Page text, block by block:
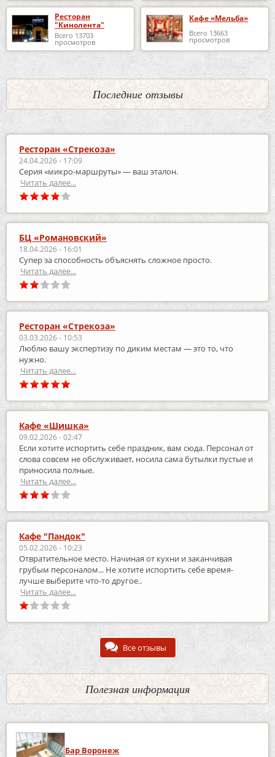
Ресторан
"Кинолента"
Всего 13703
просмотров
Кафе «Мельба»
Всего 13663
просмотров
Последние отзывы
Ресторан «Стрекоза»
24.04.2026 - 17:09
Серия «микро‑маршруты» — ваш эталон.
Читать далее...
БЦ «Романовский»
18.04.2026 - 16:01
Супер за способность объяснять сложное просто.
Читать далее...
Ресторан «Стрекоза»
03.03.2026 - 10:53
Люблю вашу экспертизу по диким местам — это то, что
нужно.
Читать далее...
Кафе «Шишка»
09.02.2026 - 02:47
Если хотите испортить себе праздник, вам сюда. Персонал от
слова совсем не обслуживает, носила сама бутылки пустые и
приносила полные.
Читать далее...
Кафе "Пандок"
05.02.2026 - 10:23
Отвратительное место. Начиная от кухни и заканчивая
грубым персоналом... Не хотите испортить себе время-
лучше выберите что-то другое..
Читать далее...
Все отзывы
Полезная информация
Бар Воронеж